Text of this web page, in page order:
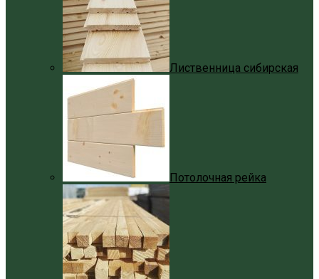
Лиственница сибирская
Потолочная рейка